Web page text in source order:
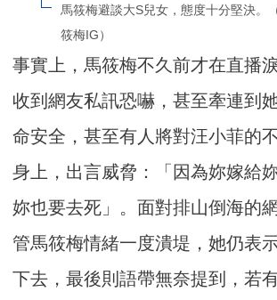
馬筱梅避談大S兒女，態度十分堅決。
筱梅IG）
事實上，馬筱梅不久前才在直播
收到網友私訊恐嚇，甚至牽連到
命安全，甚至有人將對汪小菲的
身上，出言威脅：「因為妳嫁給
妳也要去死」。面對排山倒海的
管馬筱梅情緒一度潰堤，她仍表
下去，最後則語帶無奈提到，若